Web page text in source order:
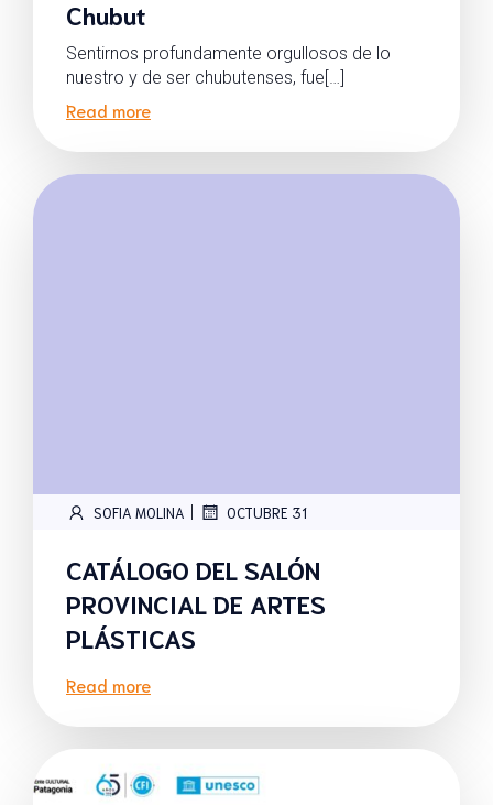
Chubut
Sentirnos profundamente orgullosos de lo
nuestro y de ser chubutenses, fue[…]
Read more
SOFIA MOLINA | OCTUBRE 31
CATÁLOGO DEL SALÓN
PROVINCIAL DE ARTES
PLÁSTICAS
Read more